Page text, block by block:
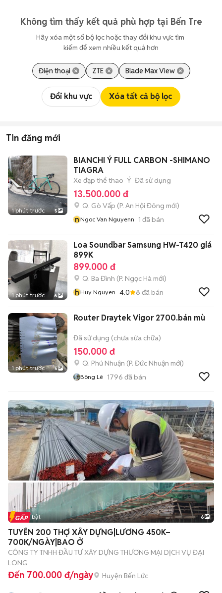
Không tìm thấy kết quả phù hợp tại Bến Tre
Hãy xóa một số bộ lọc hoặc thay đổi khu vực tìm
kiếm để xem nhiều kết quả hơn
Điện thoại ZTE Blade Max View
Đổi khu vực Xóa tất cả bộ lọc
Tin đăng mới
1 phút trước 5
BIANCHI Ý FULL CARBON -SHIMANO
TIAGRA
Xe đạp thể thao Ý Đã sử dụng
13.500.000 đ
Q. Gò Vấp (P. An Hội Đông mới)
nNgoc Van Nguyenn 1 đã bán
1 phút trước 6
Loa Soundbar Samsung HW-T420 giá
899K
899.000 đ
Q. Ba Đình (P. Ngọc Hà mới)
hHuy Nguyen 4.0 8 đã bán
1 phút trước 5
Router Draytek Vigor 2700.bán mù
Đã sử dụng (chưa sửa chữa)
150.000 đ
Q. Phú Nhuận (P. Đức Nhuận mới)
Bông Lê 1796 đã bán
+2
Tin nổi bật 6
TUYỂN 200 THỢ XÂY DỰNG|LƯƠNG 450K–
700K/NGÀY|BAO Ở
CÔNG TY TNHH ĐẦU TƯ XÂY DỰNG THƯƠNG MẠI DỊCH VỤ ĐẠI
LONG
Đến 700.000 đ/ngày Huyện Bến Lức